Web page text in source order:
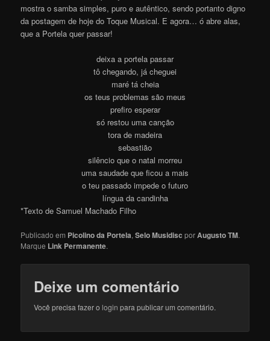
mostra o samba simples, puro e autêntico, sendo portanto digno
da postagem de hoje do Toque Musical. E agora… ó abre alas,
que a Portela quer passar!
deixa a portela passar
tô chegando, já cheguei
maré tá cheia
os teus problemas são meus
prefiro esperar
só restou uma canção
tora de madeira
sebastião
silêncio que o natal morreu
uma saudade que ficou a mais
o teu passado impede o futuro
língua da candinha
*Texto de Samuel Machado Filho
Publicado em Picolino da Portela,Selo Musidisc porAugusto TM.
Marque Link Permanente.
Deixe um comentário
Você precisa fazer ologin para publicar um comentário.